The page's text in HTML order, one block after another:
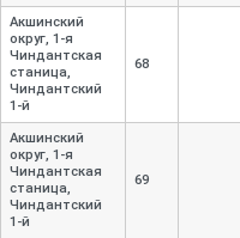
Акшинский
округ, 1-я
Чиндантская
станица,
Чиндантский
1-й
68
Акшинский
округ, 1-я
Чиндантская
станица,
Чиндантский
1-й
69